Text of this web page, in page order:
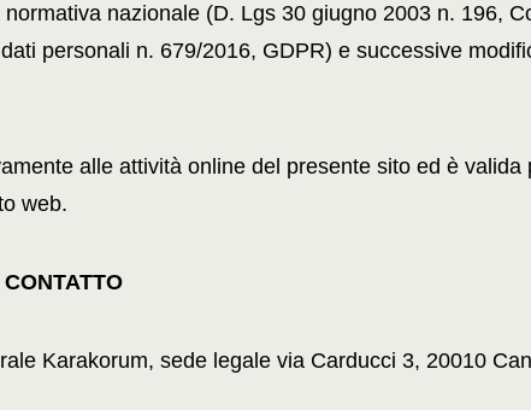
nazionale (D. Lgs 30 giugno 2003 n. 196,
personali n. 679/2016, GDPR) e successive
alle attività online del presente sito ed è
web.
Karakorum, sede legale via Carducci 3, 20010